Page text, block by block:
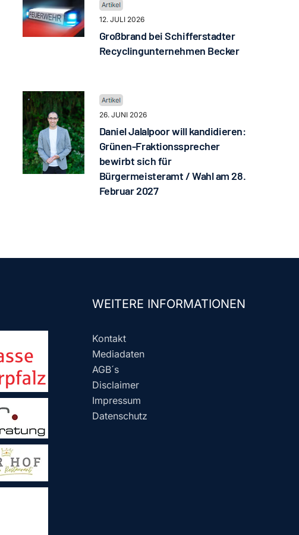
12. JULI 2026
Großbrand bei Schifferstadter
Recyclingunternehmen Becker
26. JUNI 2026
Daniel Jalalpoor will kandidieren:
Grünen-Fraktionssprecher
bewirbt sich für
Bürgermeisteramt / Wahl am 28.
Februar 2027
WEITERE INFORMATIONEN
Kontakt
Mediadaten
AGB´s
Disclaimer
Impressum
Datenschutz